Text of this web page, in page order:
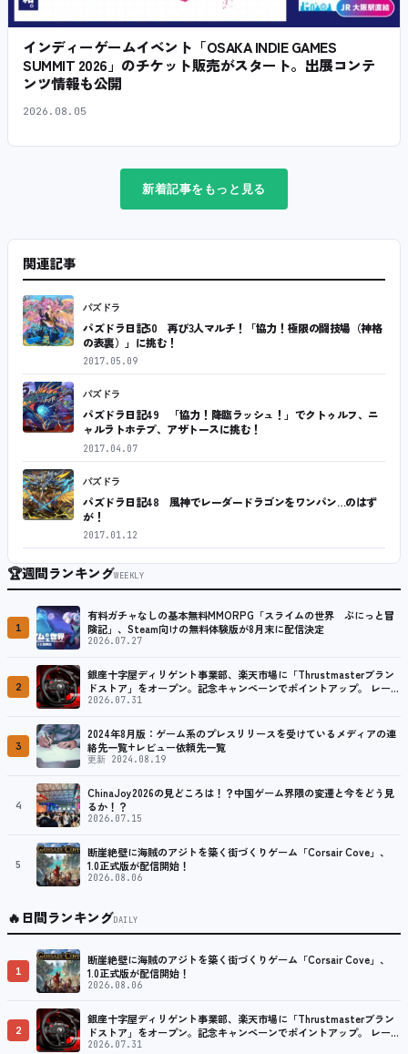
インディーゲームイベント「OSAKA INDIE GAMES
SUMMIT 2026」のチケット販売がスタート。出展コンテ
ンツ情報も公開
2026.08.05
新着記事をもっと見る
関連記事
パズドラ
パズドラ日記50 再び3人マルチ！「協力！極限の闘技場（神格
の表裏）」に挑む！
2017.05.09
パズドラ
パズドラ日記49 「協力！降臨ラッシュ！」でクトゥルフ、ニ
ャルラトホテプ、アザトースに挑む！
2017.04.07
パズドラ
パズドラ日記48 風神でレーダードラゴンをワンパン…のはず
が！
2017.01.12
🏆週間ランキングWEEKLY
1
有料ガチャなしの基本無料MMORPG「スライムの世界 ぷにっと冒
険記」、Steam向けの無料体験版が8月末に配信決定
2026.07.27
2
銀座十字屋ディリゲント事業部、楽天市場に「Thrustmasterブラン
ドストア」をオープン。記念キャンペーンでポイントアップ。 レーシ
ング／フライトシム向けコントローラーを中心に、幅広くラインナッ
2026.07.31
3
2024年8月版：ゲーム系のプレスリリースを受けているメディアの連
絡先一覧+レビュー依頼先一覧
更新 2024.08.19
4
ChinaJoy2026の見どころは！？中国ゲーム界隈の変遷と今をどう見
るか！？
2026.07.15
5
断崖絶壁に海賊のアジトを築く街づくりゲーム「Corsair Cove」、
1.0正式版が配信開始！
2026.08.06
🔥日間ランキングDAILY
1
断崖絶壁に海賊のアジトを築く街づくりゲーム「Corsair Cove」、
1.0正式版が配信開始！
2026.08.06
2
銀座十字屋ディリゲント事業部、楽天市場に「Thrustmasterブラン
ドストア」をオープン。記念キャンペーンでポイントアップ。 レーシ
ング／フライトシム向けコントローラーを中心に、幅広くラインナッ
2026.07.31